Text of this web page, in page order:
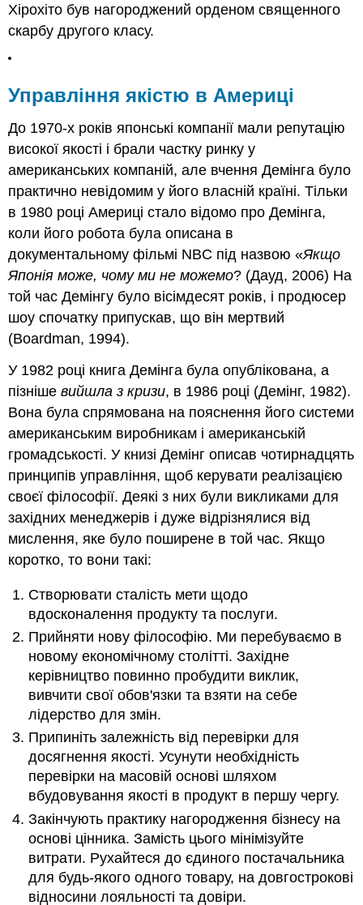
Хірохіто був нагороджений орденом священного
скарбу другого класу.
Управління якістю в Америці
До 1970-х років японські компанії мали репутацію
високої якості і брали частку ринку у
американських компаній, але вчення Демінга було
практично невідомим у його власній країні. Тільки
в 1980 році Америці стало відомо про Демінга,
коли його робота була описана в
документальному фільмі NBC під назвою «Якщо
Японія може, чому ми не можемо? (Дауд, 2006) На
той час Демінгу було вісімдесят років, і продюсер
шоу спочатку припускав, що він мертвий
(Boardman, 1994).
У 1982 році книга Демінга була опублікована, а
пізнішевийшла з кризи, в 1986 році (Демінг, 1982).
Вона була спрямована на пояснення його системи
американським виробникам і американській
громадськості. У книзі Демінг описав чотирнадцять
принципів управління, щоб керувати реалізацією
своєї філософії. Деякі з них були викликами для
західних менеджерів і дуже відрізнялися від
мислення, яке було поширене в той час. Якщо
коротко, то вони такі:
Створювати сталість мети щодо
вдосконалення продукту та послуги.
Прийняти нову філософію. Ми перебуваємо в
новому економічному столітті. Західне
керівництво повинно пробудити виклик,
вивчити свої обов'язки та взяти на себе
лідерство для змін.
Припиніть залежність від перевірки для
досягнення якості. Усунути необхідність
перевірки на масовій основі шляхом
вбудовування якості в продукт в першу чергу.
Закінчують практику нагородження бізнесу на
основі цінника. Замість цього мінімізуйте
витрати. Рухайтеся до єдиного постачальника
для будь-якого одного товару, на довгострокові
відносини лояльності та довіри.